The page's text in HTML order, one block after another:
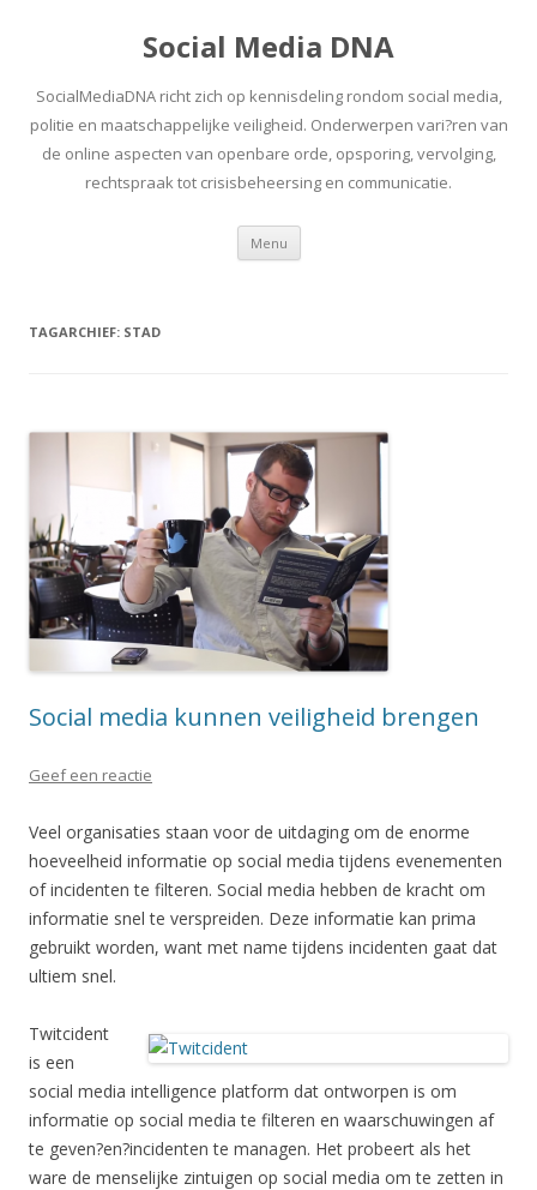
Social Media DNA
SocialMediaDNA richt zich op kennisdeling rondom social media,
politie en maatschappelijke veiligheid. Onderwerpen vari?ren van
de online aspecten van openbare orde, opsporing, vervolging,
rechtspraak tot crisisbeheersing en communicatie.
Menu Spring
inhoud
TAGARCHIEF: STAD
Social media kunnen veiligheid brengen
Geef een reactie
Veel organisaties staan voor de uitdaging om de enorme
hoeveelheid informatie op social media tijdens evenementen
of incidenten te filteren. Social media hebben de kracht om
informatie snel te verspreiden. Deze informatie kan prima
gebruikt worden, want met name tijdens incidenten gaat dat
ultiem snel.
Twitcident
is een
social media intelligence platform dat ontworpen is om
informatie op social media te filteren en waarschuwingen af
te geven?en?incidenten te managen. Het probeert als het
ware de menselijke zintuigen op social media om te zetten in